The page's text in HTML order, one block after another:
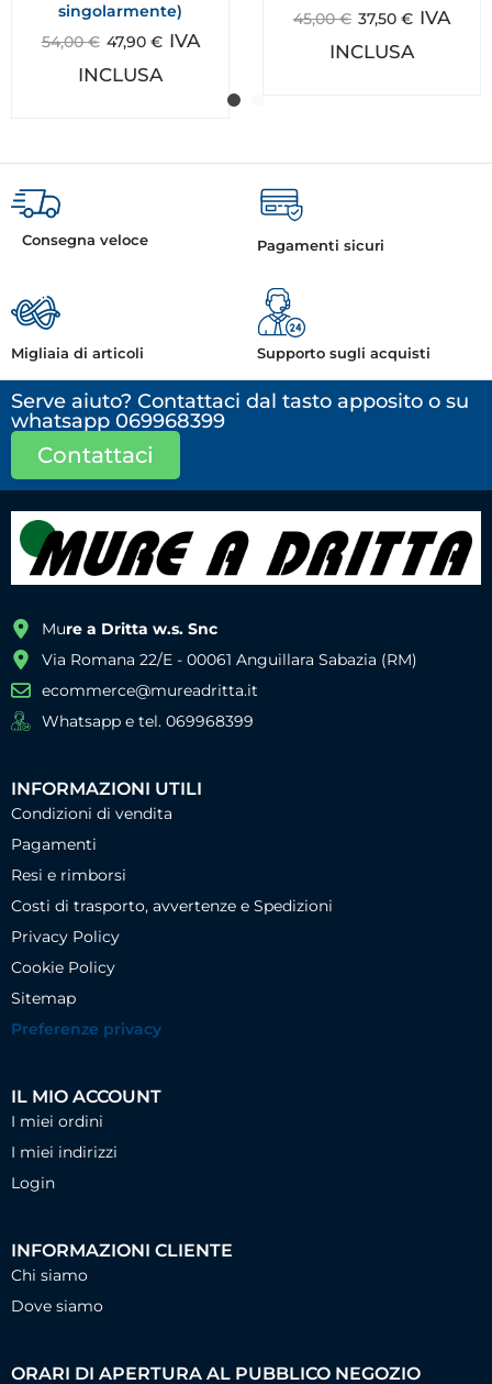
singolarmente)
54,00€ 47,90 € IVA
INCLUSA
45,00€ 37,50 € IVA
INCLUSA
Consegna veloce Pagamenti sicuri
Migliaia di articoli Supporto sugli acquisti
Serve aiuto? Contattaci dal tasto apposito o su
whatsapp 069968399
Contattaci
Mure a Dritta w.s. Snc
Via Romana 22/E - 00061 Anguillara Sabazia (RM)
ecommerce@mureadritta.it
Whatsapp e tel. 069968399
INFORMAZIONI UTILI
Condizioni di vendita
Pagamenti
Resi e rimborsi
Costi di trasporto, avvertenze e Spedizioni
Privacy Policy
Cookie Policy
Sitemap
Preferenze privacy
IL MIO ACCOUNT
I miei ordini
I miei indirizzi
Login
INFORMAZIONI CLIENTE
Chi siamo
Dove siamo
ORARI DI APERTURA AL PUBBLICO NEGOZIO